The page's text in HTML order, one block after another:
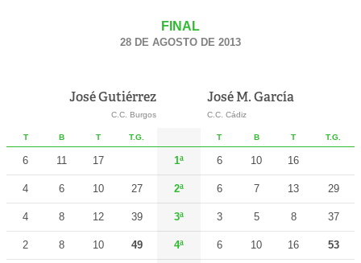
FINAL
28 DE AGOSTO DE 2013
José Gutiérrez
C.C. Burgos
José M. García
C.C. Cádiz
T B T T.G. T B T T.G.
6 11 17 1ª 6 10 16
4 6 10 27 2ª 6 7 13 29
4 8 12 39 3ª 3 5 8 37
2 8 10 49 4ª 6 10 16 53